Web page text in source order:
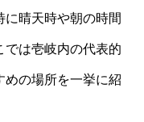
晴天時や朝の時間
では壱岐内の代表的
めの場所を一挙に紹